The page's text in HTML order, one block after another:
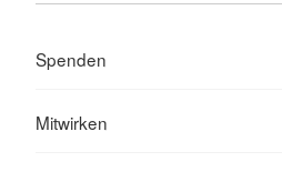
Spenden
Mitwirken